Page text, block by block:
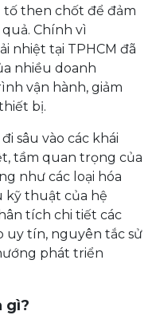
then chốt để đảm
Chính vì
nhiệt tại TPHCM đã
nhiều doanh
vận hành, giảm
bị.
sâu vào các khái
tầm quan trọng của
như các loại hóa
kỹ thuật của hệ
tích chi tiết các
uy tín, nguyên tắc sử
phát triển
gì?